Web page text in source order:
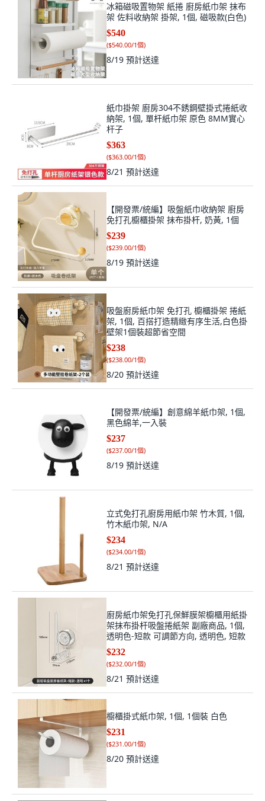
冰箱磁吸置物架 紙捲 廚房紙巾架 抹布
架 佐料收納架 掛架, 1個, 磁吸款(白色)
$540
($540.00/1個)
8/19 預計送達
紙巾掛架 廚房304不銹鋼壁掛式捲紙收
納架, 1個, 單杆紙巾架 原色 8MM實心
杆子
$363
($363.00/1個)
8/21 預計送達
【開發票/統編】吸盤紙巾收納架 廚房
免打孔櫥櫃掛架 抹布掛杆, 奶黃, 1個
$239
($239.00/1個)
8/19 預計送達
吸盤廚房紙巾架 免打孔 櫥櫃掛架 捲紙
架, 1個, 百搭打造精緻有序生活,白色掛
壁架1個裝超節省空間
$238
($238.00/1個)
8/20 預計送達
【開發票/統編】創意綿羊紙巾架, 1個,
黑色綿羊,一入裝
$237
($237.00/1個)
8/19 預計送達
立式免打孔廚房用紙巾架 竹木質, 1個,
竹木紙巾架, N/A
$234
($234.00/1個)
8/21 預計送達
廚房紙巾架免打孔保鮮膜架櫥櫃用紙掛
架抹布掛杆吸盤捲紙架 副廠商品, 1個,
透明色-短款 可調節方向, 透明色, 短款
$232
($232.00/1個)
8/21 預計送達
櫥櫃掛式紙巾架, 1個, 1個裝 白色
$231
($231.00/1個)
8/20 預計送達